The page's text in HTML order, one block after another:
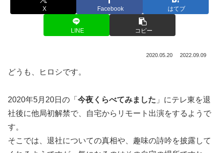
X Facebook はてブ
LINE コピー
2020.05.20 2022.09.09
どうも、ヒロシです。
2020年5月20日の「 今夜くらべてみました 」にテレ東を退
社後に他局初解禁で、自宅からリモート出演をするようで
す。
そこでは、退社についての真相や、趣味の詩吟を披露して